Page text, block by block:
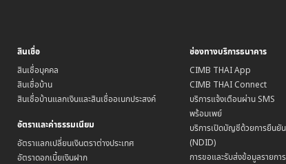
สินเชื่อ
สินเชื่อบุคคล
สินเชื่อบ้าน
สินเชื่อบ้านแลกเงินและสินเชื่ออเนกประสงค์
อัตราและค่าธรรมเนียม
อัตราแลกเปลี่ยนเงินตราต่างประเทศ
อัตราดอกเบี้ยเงินฝาก
ช่องทางบริการธนาคาร
CIMB THAI App
CIMB THAI Connect
บริการแจ้งเตือนผ่าน SMS
พร้อมเพย์
บริการเปิดบัญชีด้วยการยืนยั
(NDID)
การขอและรับส่งข้อมูลรายกา